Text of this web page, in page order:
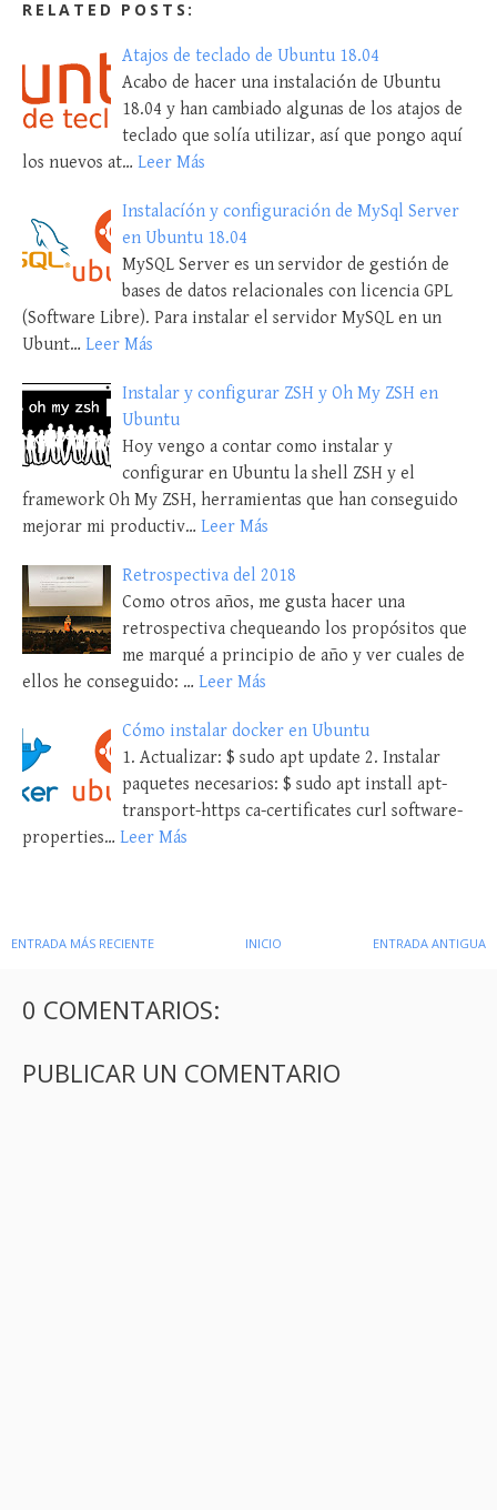
RELATED POSTS:
Atajos de teclado de Ubuntu 18.04
Acabo de hacer una instalación de Ubuntu
18.04 y han cambiado algunas de los atajos de
teclado que solía utilizar, así que pongo aquí
los nuevos at… Leer Más
Instalacíón y configuración de MySql Server
en Ubuntu 18.04
MySQL Server es un servidor de gestión de
bases de datos relacionales con licencia GPL
(Software Libre). Para instalar el servidor MySQL en un
Ubunt… Leer Más
Instalar y configurar ZSH y Oh My ZSH en
Ubuntu
Hoy vengo a contar como instalar y
configurar en Ubuntu la shell ZSH y el
framework Oh My ZSH, herramientas que han conseguido
mejorar mi productiv… Leer Más
Retrospectiva del 2018
Como otros años, me gusta hacer una
retrospectiva chequeando los propósitos que
me marqué a principio de año y ver cuales de
ellos he conseguido: … Leer Más
Cómo instalar docker en Ubuntu
1. Actualizar: $ sudo apt update 2. Instalar
paquetes necesarios: $ sudo apt install apt-
transport-https ca-certificates curl software-
properties… Leer Más
ENTRADA MÁS RECIENTE ENTRADA ANTIGUA
INICIO
0 COMENTARIOS:
PUBLICAR UN COMENTARIO